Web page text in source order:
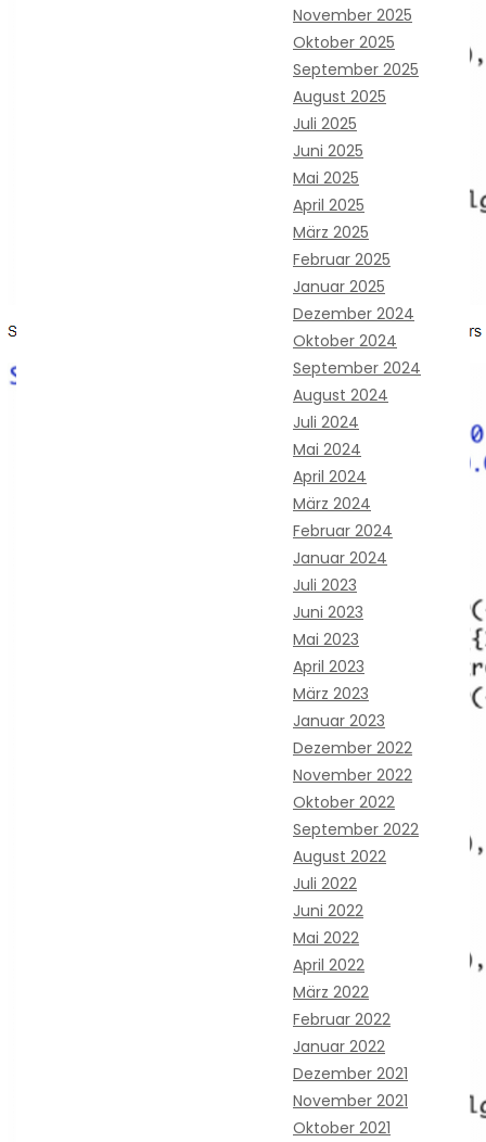
November 2025
Oktober 2025
September 2025
August 2025
Juli 2025
Juni 2025
Mai 2025
April 2025
März 2025
Februar 2025
Januar 2025
Dezember 2024
Oktober 2024
September 2024
August 2024
Juli 2024
Mai 2024
April 2024
März 2024
Februar 2024
Januar 2024
Juli 2023
Juni 2023
Mai 2023
April 2023
März 2023
Januar 2023
Dezember 2022
November 2022
Oktober 2022
September 2022
August 2022
Juli 2022
Juni 2022
Mai 2022
April 2022
März 2022
Februar 2022
Januar 2022
Dezember 2021
November 2021
Oktober 2021